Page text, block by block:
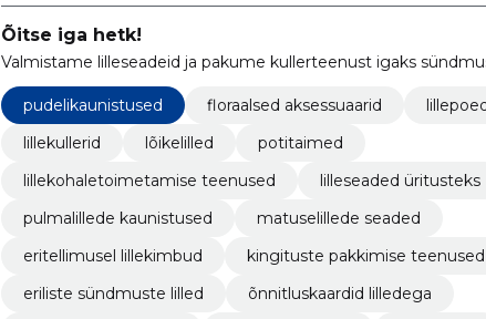
Õitse iga hetk!
Valmistame lilleseadeid ja pakume kullerteenust igaks
pudelikaunistused floraalsed aksessuaarid
lillekullerid
lõikelilled
potitaimed
lillekohaletoimetamise teenused
lilleseaded üritusteks
pulmalillede kaunistused
matuselillede seaded
eritellimusel lillekimbud
kingituste pakkimise teenused
eriliste sündmuste lilled
õnnitluskaardid lilledega